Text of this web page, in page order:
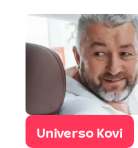
Universo Kovi